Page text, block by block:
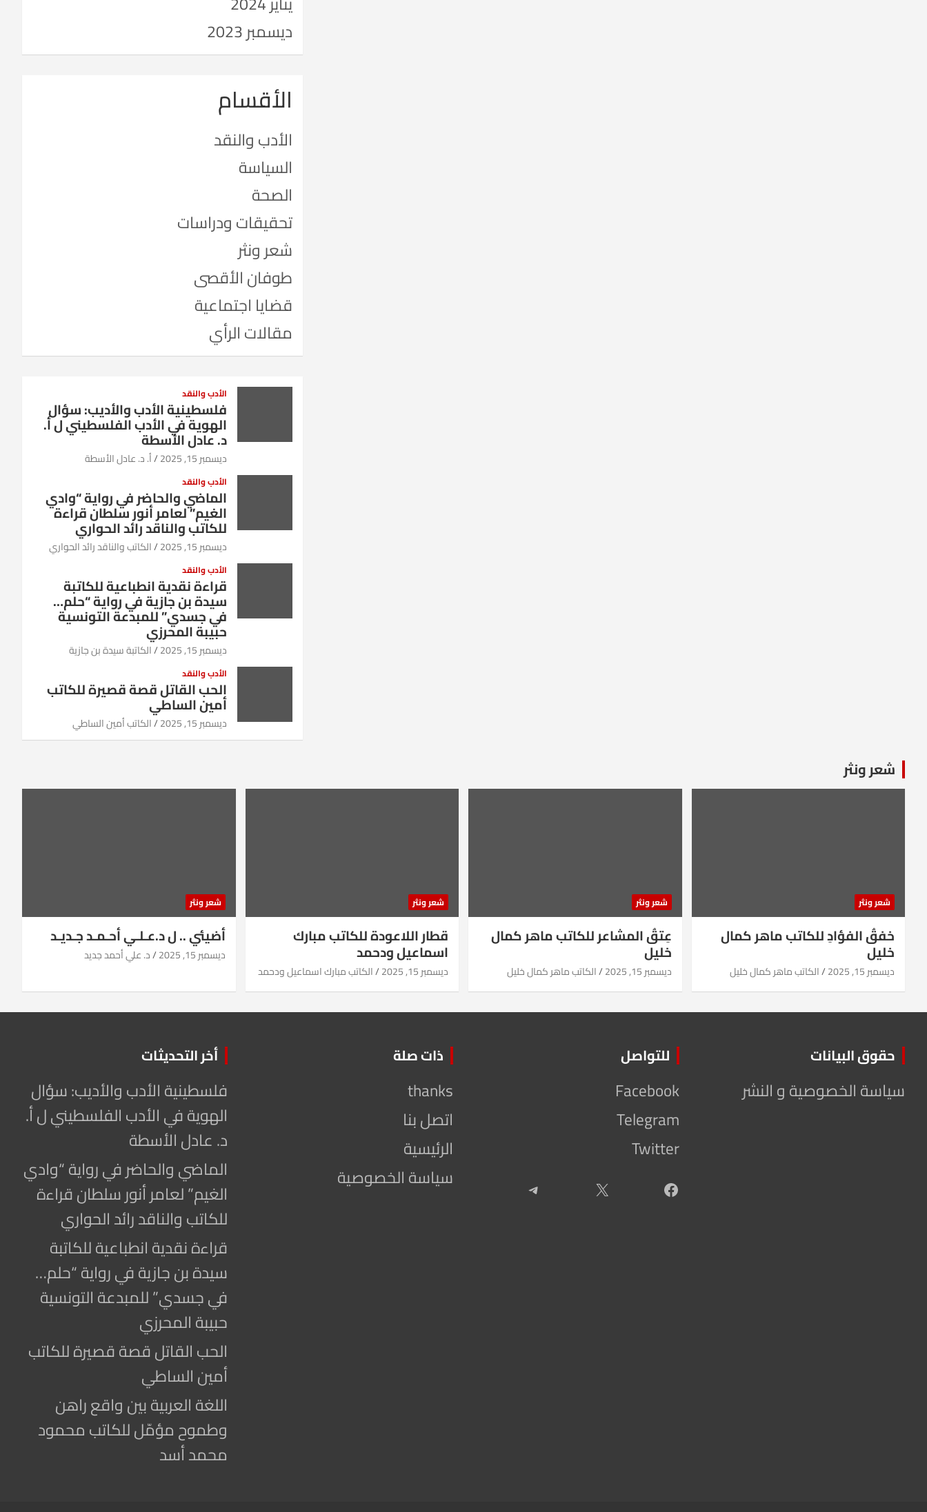
ديسمبر 2023
الأقسام
الأدب والنقد
السياسة
الصحة
تحقيقات ودراسات
شعر ونثر
طوفان الأقصى
قضايا اجتماعية
مقالات الرأي
الأدب والنقد
فلسطينية الأدب والأديب: سؤال
الهوية في الأدب الفلسطيني ل أ.
د. عادل الأسطة
ديسمبر 15, 2025 أ. د. عادل الأسطة
الأدب والنقد
الماضي والحاضر في رواية “وادي
الغيم” لعامر أنور سلطان قراءة
للكاتب والناقد رائد الحواري
ديسمبر 15, 2025 الكاتب والناقد رائد الحواري
الأدب والنقد
قراءة نقدية انطباعية للكاتبة
سيدة بن جازية في رواية “حلم…
في جسدي” للمبدعة التونسية
حبيبة المحرزي
ديسمبر 15, 2025 الكاتبة سيدة بن جازية
الأدب والنقد
الحب القاتل قصة قصيرة للكاتب
أمين الساطي
ديسمبر 15, 2025 الكاتب أمين الساطي
شعر ونثر
شعر ونثر
خفقُ الفؤادِ للكاتب ماهر كمال
خليل
ديسمبر 15, 2025 الكاتب ماهر كمال خليل
شعر ونثر
عِتقُ المشاعر للكاتب ماهر كمال
خليل
ديسمبر 15, 2025 الكاتب ماهر كمال خليل
شعر ونثر
قطار اللاعودة للكاتب مبارك
اسماعيل ودحمد
ديسمبر 15, 2025 الكاتب مبارك اسماعيل ودحمد
شعر ونثر
أضيئي .. ل د.عـلـي أحـمـد جـديـد
ديسمبر 15, 2025 د. علي أحمد جديد
حقوق البيانات
سياسة الخصوصية و النشر
للتواصل
Facebook
Telegram
Twitter
Facebook
X
Telegram
ذات صلة
thanks
اتصل بنا
الرئيسية
سياسة الخصوصية
أخر التحديثات
فلسطينية الأدب والأديب: سؤال
الهوية في الأدب الفلسطيني ل أ.
د. عادل الأسطة
الماضي والحاضر في رواية “وادي
الغيم” لعامر أنور سلطان قراءة
للكاتب والناقد رائد الحواري
قراءة نقدية انطباعية للكاتبة
سيدة بن جازية في رواية “حلم…
في جسدي” للمبدعة التونسية
حبيبة المحرزي
الحب القاتل قصة قصيرة للكاتب
أمين الساطي
اللغة العربية بين واقع راهن
وطموح مؤمّل للكاتب محمود
محمد أسد